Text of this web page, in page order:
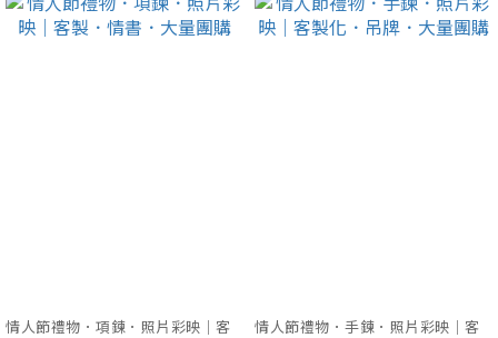
情人節禮物．項鍊．照片彩映｜客
情人節禮物．手鍊．照片彩映｜客